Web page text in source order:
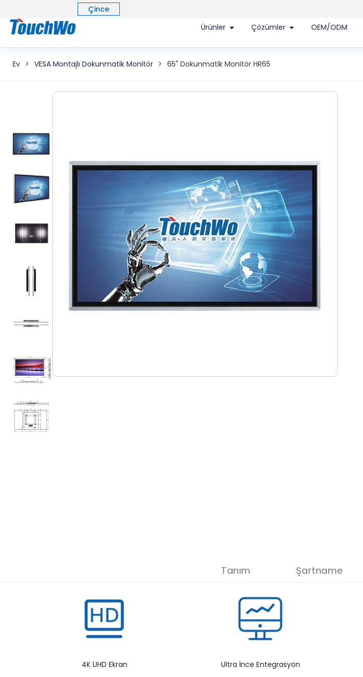
Çince
Ürünler
Çözümler OEM/ODM
Ev > VESA Montajlı Dokunmatik Monitör > 65" Dokunmatik Monitör HR65
Tanım Şartname
4K UHD Ekran Ultra İnce Entegrasyon